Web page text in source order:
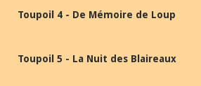
Toupoil 4 - De Mémoire de Loup
Toupoil 5 - La Nuit des Blaireaux